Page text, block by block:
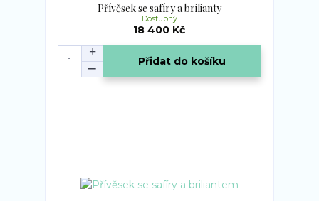
Přívěsek se safíry a brilianty
18 400 Kč
Dostupný
Přidat do košíku